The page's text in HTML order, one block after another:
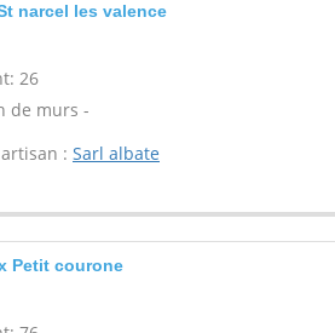
narcel les valence
26
de murs -
: Sarl albate
Petit courone